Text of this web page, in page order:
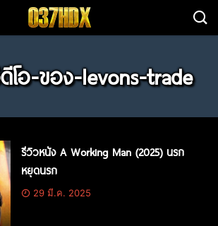
โอ-ของ-levons-trade
รีวิวหนัง A Working Man (2025) นรก
หยุดนรก
29 มี.ค. 2025